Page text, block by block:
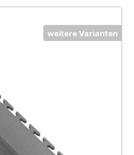
weitere Varianten